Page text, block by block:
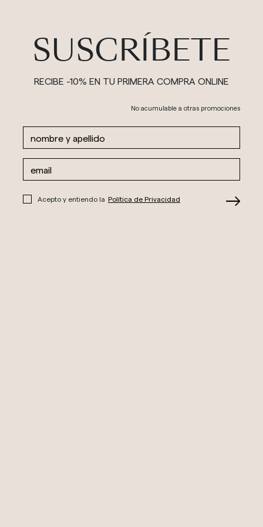
SUSCRÍBETE
RECIBE -10% EN TU PRIMERA COMPRA ONLINE
No acumulable a otras promociones
Acepto y entiendo la Política de Privacidad